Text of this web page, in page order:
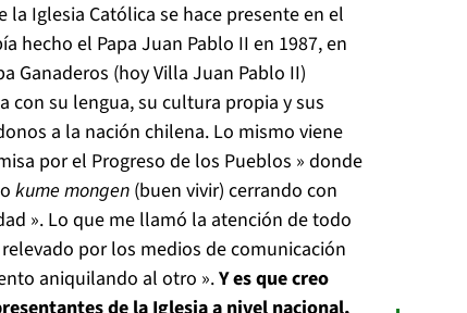
Iglesia Católica se hace presente en el
hecho el Papa Juan Pablo II en 1987, en
Ganaderos (hoy Villa Juan Pablo II)
con su lengua, su cultura propia y sus
a la nación chilena. Lo mismo viene
por el Progreso de los Pueblos » donde
kume mongen (buen vivir) cerrando con
». Lo que me llamó la atención de todo
por los medios de comunicación
aniquilando al otro ».Y es que creo